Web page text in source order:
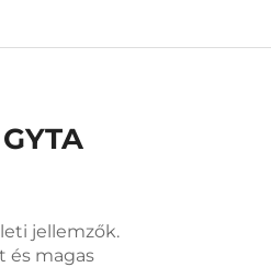
jellemzők.
és magas